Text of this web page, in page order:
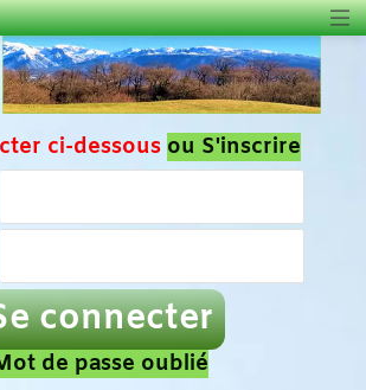
ci-dessous ou S'inscrire
connecter
de passe oublié